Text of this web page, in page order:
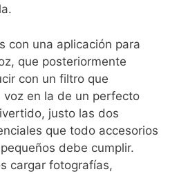
con una aplicación para
que posteriormente
con un filtro que
en la de un perfecto
justo las dos
que todo accesorios
debe cumplir.
cargar fotografías,